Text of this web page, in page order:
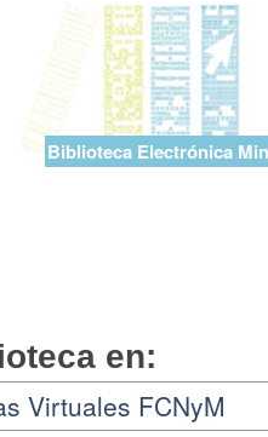
Biblioteca Electrónica
en:
Virtuales FCNyM